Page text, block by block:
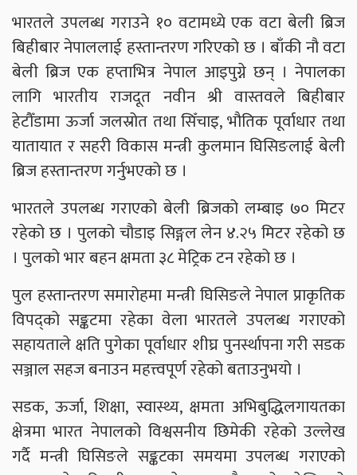
भारतले उपलब्ध गराउने १० वटामध्ये एक वटा बेली ब्रिज
बिहीबार नेपाललाई हस्तान्तरण गरिएको छ । बाँकी नौ वटा
बेली ब्रिज एक हप्ताभित्र नेपाल आइपुग्ने छन् । नेपालका
लागि भारतीय राजदूत नवीन श्री वास्तवले बिहीबार
हेटौँडामा ऊर्जा जलस्रोत तथा सिँचाइ, भौतिक पूर्वाधार तथा
यातायात र सहरी विकास मन्त्री कुलमान घिसिङलाई बेली
ब्रिज हस्तान्तरण गर्नुभएको छ ।
भारतले उपलब्ध गराएको बेली ब्रिजको लम्बाइ ७० मिटर
रहेको छ । पुलको चौडाइ सिङ्गल लेन ४.२५ मिटर रहेको छ
। पुलको भार बहन क्षमता ३८ मेट्रिक टन रहेको छ ।
पुल हस्तान्तरण समारोहमा मन्त्री घिसिङले नेपाल प्राकृतिक
विपद्को सङ्कटमा रहेका वेला भारतले उपलब्ध गराएको
सहायताले क्षति पुगेका पूर्वाधार शीघ्र पुनर्स्थापना गरी सडक
सञ्जाल सहज बनाउन महत्त्वपूर्ण रहेको बताउनुभयो ।
सडक, ऊर्जा, शिक्षा, स्वास्थ्य, क्षमता अभिबुद्धिलगायतका
क्षेत्रमा भारत नेपालको विश्वसनीय छिमेकी रहेको उल्लेख
गर्दै मन्त्री घिसिङले सङ्कटका समयमा उपलब्ध गराएको